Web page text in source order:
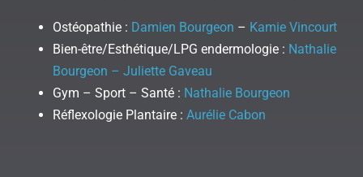
Ostéopathie : Damien Bourgeon – Kamie Vincourt
Bien-être/Esthétique/LPG endermologie : Nathalie
Bourgeon – Juliette Gaveau
Gym – Sport – Santé : Nathalie Bourgeon
Réflexologie Plantaire : Aurélie Cabon